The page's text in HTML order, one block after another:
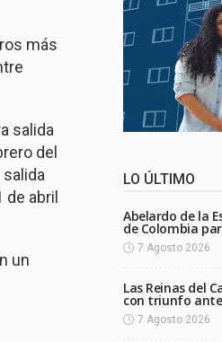
más
salida
del
salida
abril
un
LO ÚLTIMO
Abelardo de la
de Colombia
7 Agosto 2026
Las Reinas del
con triunfo ante
7 Agosto 2026